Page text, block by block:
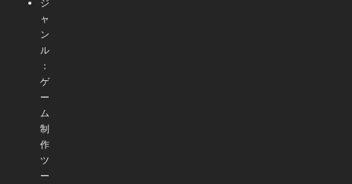
ジ
ャ
ン
ル
：
ゲ
ー
ム
制
作
ツ
ー